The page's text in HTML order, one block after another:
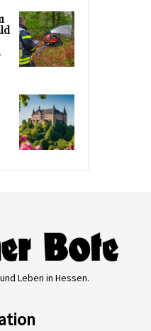
Leben in Hessen.